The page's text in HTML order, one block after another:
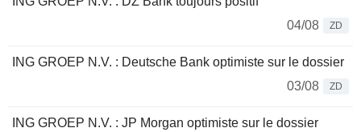
04/08
ZD
ING GROEP N.V. : Deutsche Bank optimiste sur le dossier
03/08
ZD
ING GROEP N.V. : JP Morgan optimiste sur le dossier